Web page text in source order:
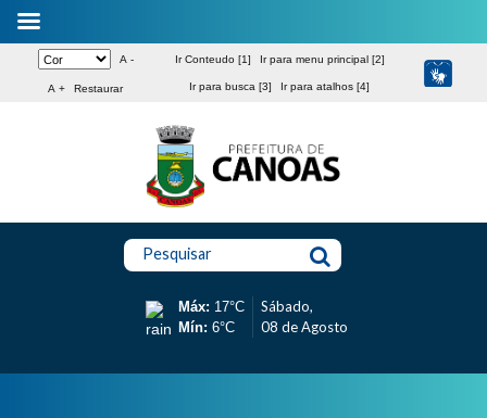
A -
A + Restaurar
Ir Conteudo [1] Ir para menu principal [2]
Ir para busca [3] Ir para atalhos [4]
Pesquisar
Máx: 17°C
Mín: 6°C
Sábado,
08 de Agosto